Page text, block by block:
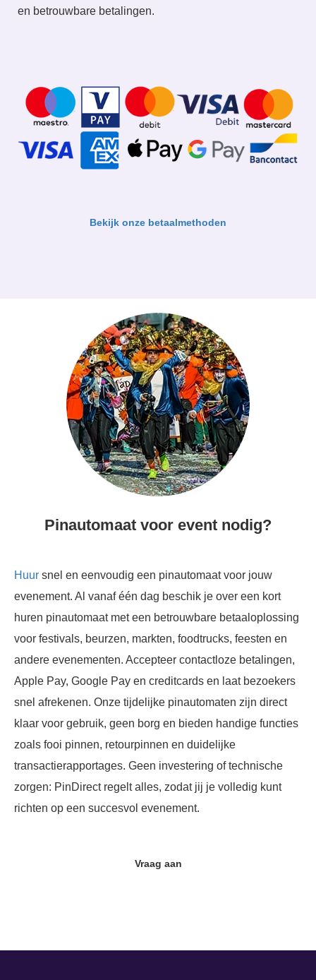
en betrouwbare betalingen.
Bekijk onze betaalmethoden
Pinautomaat voor event nodig?
Huur snel en eenvoudig een pinautomaat voor jouw
evenement. Al vanaf één dag beschik je over een kort
huren pinautomaat met een betrouwbare betaaloplossing
voor festivals, beurzen, markten, foodtrucks, feesten en
andere evenementen. Accepteer contactloze betalingen,
Apple Pay, Google Pay en creditcards en laat bezoekers
snel afrekenen. Onze tijdelijke pinautomaten zijn direct
klaar voor gebruik, geen borg en bieden handige functies
zoals fooi pinnen, retourpinnen en duidelijke
transactierapportages. Geen investering of technische
zorgen: PinDirect regelt alles, zodat jij je volledig kunt
richten op een succesvol evenement.
Vraag aan